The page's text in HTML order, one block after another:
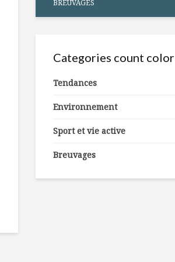
BREUVAGES
Categories count color
Tendances
Environnement
Sport et vie active
Breuvages